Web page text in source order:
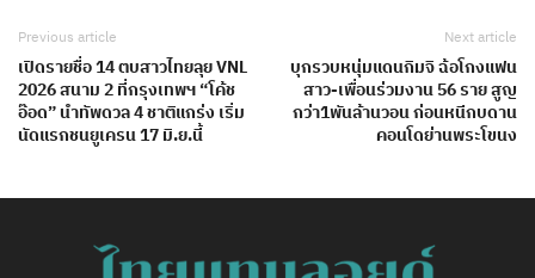
Previous article
เปิดรายชื่อ 14 ตบสาวไทยลุย VNL
2026 สนาม 2 ที่กรุงเทพฯ “โค้ช
อ๊อด” นำทัพดวล 4 ชาติแกร่ง เริ่ม
นัดแรกชนยูเครน 17 มิ.ย.นี้
Next article
บุกรวบหนุ่มแดนกิมจิ ฉ้อโกงแฟน
สาว-เพื่อนร่วมงาน 56 ราย สูญ
กว่า1พันล้านวอน ก่อนหนีกบดาน
คอนโดย่านพระโขนง